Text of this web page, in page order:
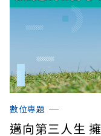
數位專題
邁向第三人生